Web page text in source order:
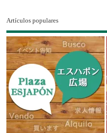
Artículos populares